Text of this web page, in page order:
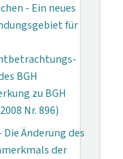
- Ein neues
für
BGH
zu BGH
Nr. 896)
Die Änderung des
der